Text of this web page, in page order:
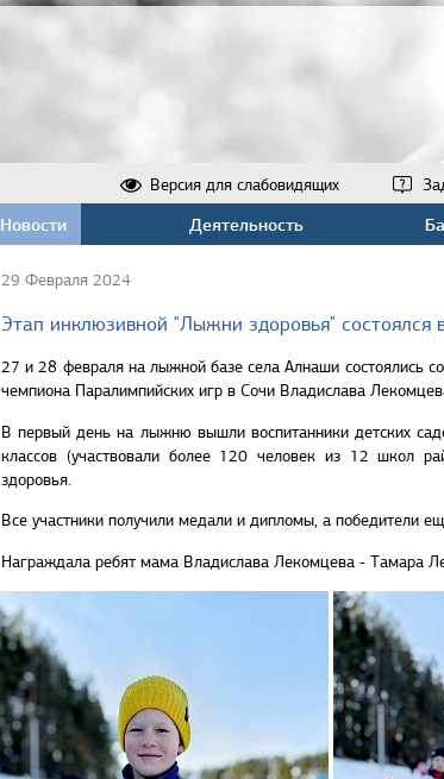
Версия для слабовидящих
Новости Деятельность
29 Февраля 2024
Этап инклюзивной "Лыжни здоровья" состоялся
27 и 28 февраля на лыжной базе села Алнаши состоялись
чемпиона Паралимпийских игр в Сочи Владислава
В первый день на лыжню вышли воспитанники детских
классов (участвовали более 120 человек из 12 школ
здоровья.
Все участники получили медали и дипломы, а победители
Награждала ребят мама Владислава Лекомцева - Тамара